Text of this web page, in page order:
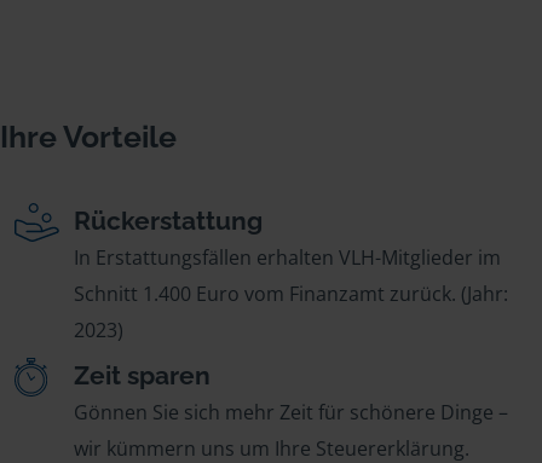
Ihre Vorteile
Rückerstattung
In Erstattungsfällen erhalten VLH-Mitglieder im
Schnitt 1.400 Euro vom Finanzamt zurück. (Jahr:
2023)
Zeit sparen
Gönnen Sie sich mehr Zeit für schönere Dinge –
wir kümmern uns um Ihre Steuererklärung.